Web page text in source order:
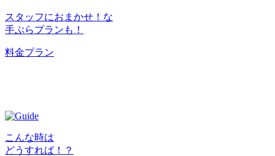
スタッフにおまかせ！な
手ぶらプランも！
料金プラン
こんな時は
どうすれば！？